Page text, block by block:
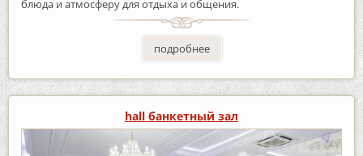
блюда и атмосферу для отдыха и общения.
подробнее
hall банкетный зал